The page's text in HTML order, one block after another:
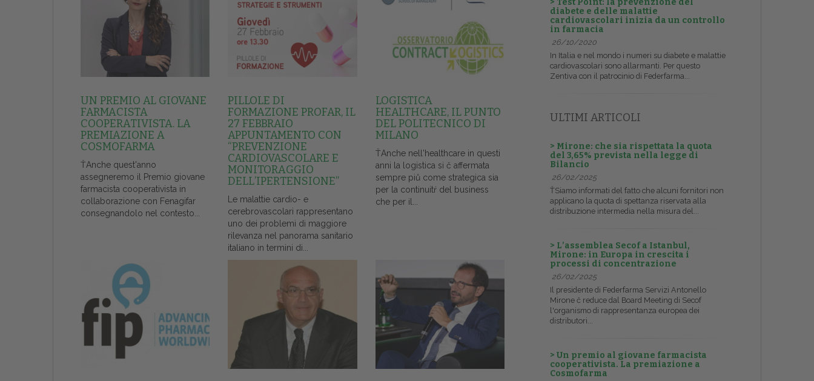
UN PREMIO AL GIOVANE
FARMACISTA
COOPERATIVISTA. LA
PREMIAZIONE A
COSMOFARMA
ŤAnche quest'anno
assegneremo il Premio giovane
farmacista cooperativista in
collaborazione con Fenagifar
consegnandolo nel contesto...
PILLOLE DI
FORMAZIONE PROFAR, IL
27 FEBBRAIO
APPUNTAMENTO CON
“PREVENZIONE
CARDIOVASCOLARE E
MONITORAGGIO
DELL’IPERTENSIONE”
Le malattie cardio- e
cerebrovascolari rappresentano
uno dei problemi di maggiore
rilevanza nel panorama sanitario
italiano in termini di...
LOGISTICA
HEALTHCARE, IL PUNTO
DEL POLITECNICO DI
MILANO
ŤAnche nell'healthcare in questi
anni la logistica si č affermata
sempre piů come strategica sia
per la continuitŕ del business
che per il...
> Test Point: la prevenzione del
diabete e delle malattie
cardiovascolari inizia da un controllo
in farmacia
26/10/2020
In Italia e nel mondo i numeri su diabete e malattie
cardiovascolari sono allarmanti. Per questo
Zentiva con il patrocinio di Federfarma...
ULTIMI ARTICOLI
> Mirone: che sia rispettata la quota
del 3,65% prevista nella legge di
Bilancio
26/02/2025
ŤSiamo informati del fatto che alcuni fornitori non
applicano la quota di spettanza riservata alla
distribuzione intermedia nella misura del...
> L’assemblea Secof a Istanbul,
Mirone: in Europa in crescita i
processi di concentrazione
26/02/2025
Il presidente di Federfarma Servizi Antonello
Mirone č reduce dal Board Meeting di Secof
l'organismo di rappresentanza europea dei
distributori...
> Un premio al giovane farmacista
cooperativista. La premiazione a
Cosmofarma